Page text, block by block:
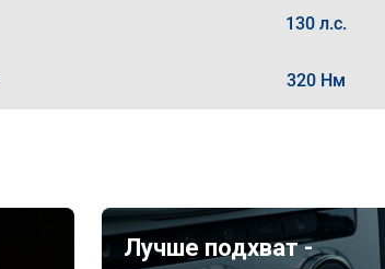
130 л.с.
320 Нм
Лучше подхват -